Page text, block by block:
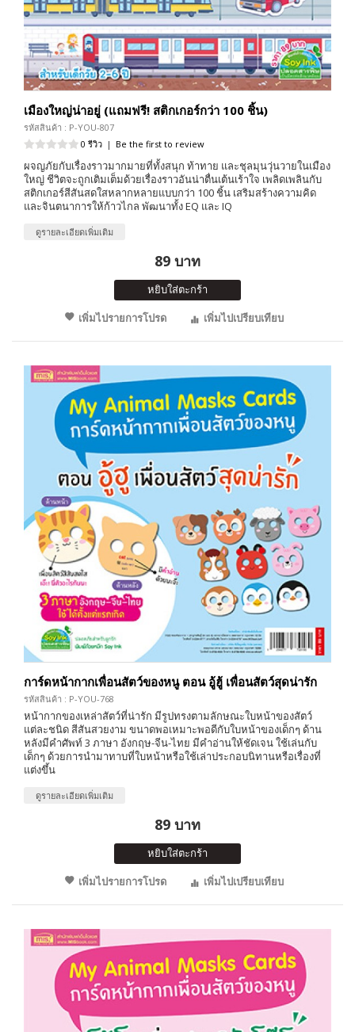
เมืองใหญ่น่าอยู่ (แถมฟรี! สติกเกอร์กว่า 100 ชิ้น)
รหัสสินค้า : P-YOU-807
0 รีวิว | Be the first to review
ผจญภัยกับเรื่องราวมากมายที่ทั้งสนุก ท้าทาย และชุลมุนวุ่นวายในเมือง
ใหญ่ ชีวิตจะถูกเติมเต็มด้วยเรื่องราวอันน่าตื่นเต้นเร้าใจ เพลิดเพลินกับ
สติกเกอร์สีสันสดใสหลากหลายแบบกว่า 100 ชิ้น เสริมสร้างความคิด
และจินตนาการให้ก้าวไกล พัฒนาทั้ง EQ และ IQ
ดูรายละเอียดเพิ่มเติม
89 บาท
หยิบใส่ตะกร้า
เพิ่มไปรายการโปรด
เพิ่มไปเปรียบเทียบ
การ์ดหน้ากากเพื่อนสัตว์ของหนู ตอน อู้ฮู้ เพื่อนสัตว์สุดน่ารัก
รหัสสินค้า : P-YOU-768
หน้ากากของเหล่าสัตว์ที่น่ารัก มีรูปทรงตามลักษณะใบหน้าของสัตว์
แต่ละชนิด สีสันสวยงาม ขนาดพอเหมาะพอดีกับใบหน้าของเด็กๆ ด้าน
หลังมีคำศัพท์ 3 ภาษา อังกฤษ-จีน-ไทย มีคำอ่านให้ชัดเจน ใช้เล่นกับ
เด็กๆ ด้วยการนำมาทาบที่ใบหน้าหรือใช้เล่าประกอบนิทานหรือเรื่องที่
แต่งขึ้น
ดูรายละเอียดเพิ่มเติม
89 บาท
หยิบใส่ตะกร้า
เพิ่มไปรายการโปรด
เพิ่มไปเปรียบเทียบ